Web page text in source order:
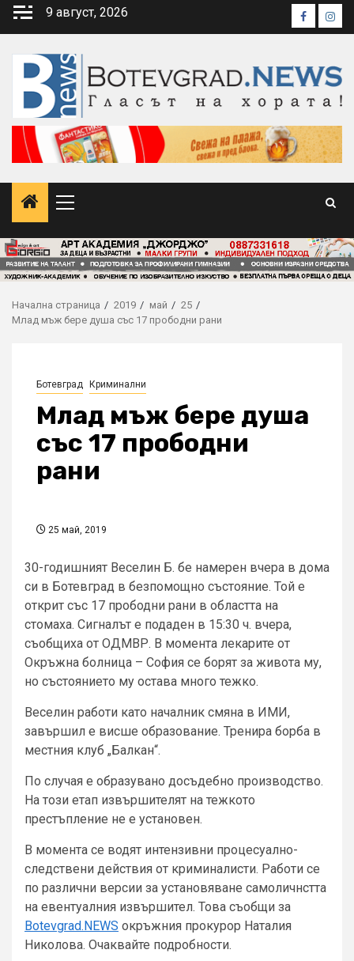
Skip
9 август, 2026 Facebook
Primary
Начална страница 2019 май
25
Млад мъж бере душа със 17 прободни рани
Ботевград Криминални
Млад мъж бере душа
със 17 прободни
рани
25 май, 2019
30-годишният Веселин Б. бе намерен вчера в дома
си в Ботевград в безпомощно състояние. Той е
открит със 17 прободни рани в областта на
стомаха. Сигналът е подаден в 15:30 ч. вчера,
съобщиха от ОДМВР. В момента лекарите от
Окръжна болница – София се борят за живота му,
но състоянието му остава много тежко.
Веселин работи като началник смяна в ИМИ,
завършил е висше образование. Тренира борба в
местния клуб „Балкан“.
По случая е образувано досъдебно производство.
На този етап извършителят на тежкото
престъпление не е установен.
В момента се водят интензивни процесуално-
следствени действия от криминалисти. Работи се
по различни версии за установяване самоличнстта
на евентуалния извършител. Това съобщи за
Botevgrad.NEWS окръжния прокурор Наталия
Николова. Очаквайте подробности.